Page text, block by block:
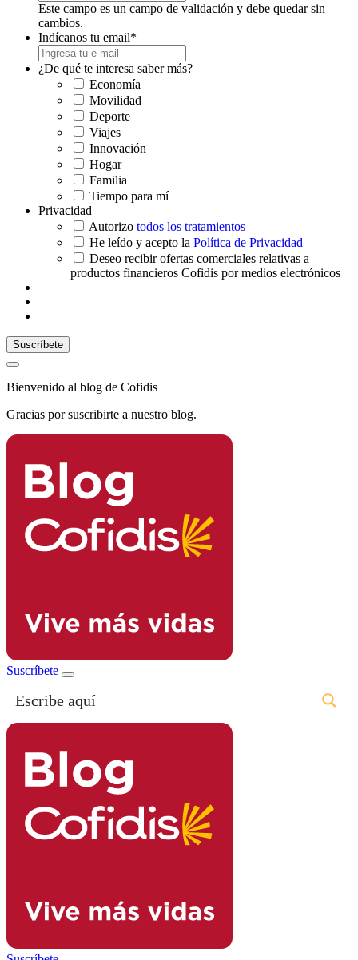
Este campo es un campo de validación y debe quedar sin
cambios.
Indícanos tu email*
¿De qué te interesa saber más?
Economía
Movilidad
Deporte
Viajes
Innovación
Hogar
Familia
Tiempo para mí
Privacidad
Autorizo todos los tratamientos
He leído y acepto la Política de Privacidad
Deseo recibir ofertas comerciales relativas a
productos financieros Cofidis por medios electrónicos
Bienvenido al blog de Cofidis
Gracias por suscribirte a nuestro blog.
Suscríbete